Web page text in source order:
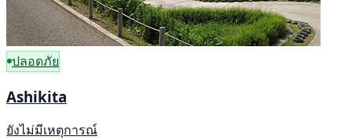
ปลอดภัย
Ashikita
ยังไม่มีเหตุการณ์